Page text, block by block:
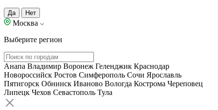
Да Нет
Москва
Выберите регион
Анапа Владимир Воронеж Геленджик Краснодар
Новороссийск Ростов Симферополь Сочи Ярославль
Пятигорск Обнинск Иваново Вологда Кострома Череповец
Липецк Чехов Севастополь Тула